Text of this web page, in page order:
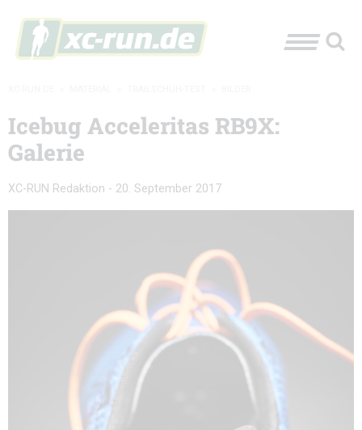
Icebug Acceleritas RB9X:
Galerie
XC-RUN Redaktion - 20. September 2017